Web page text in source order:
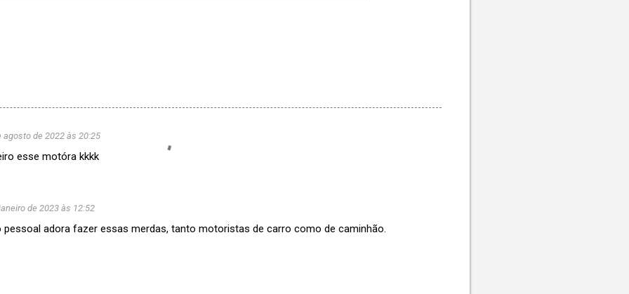
agosto de 2022 às 20:25
esse motóra kkkk
de 2023 às 12:52
pessoal adora fazer essas merdas, tanto motoristas de carro como de caminhão.